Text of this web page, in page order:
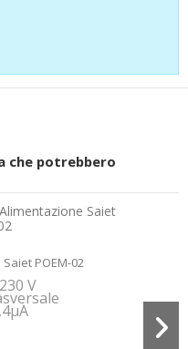
che potrebbero
POEM-02
V